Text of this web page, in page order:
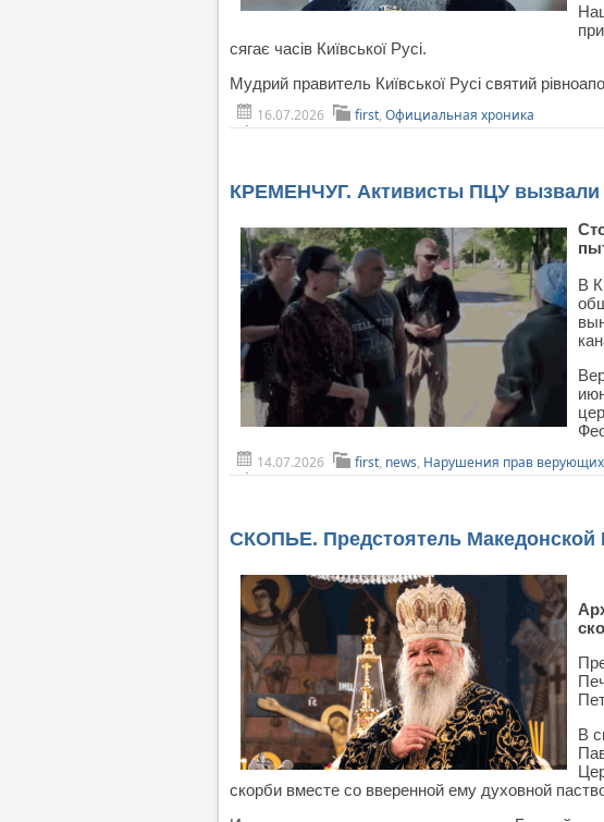
сягає часів Київської Русі.
Мудрий правитель Київської Русі святий
16.07.2026
first, Официальная хроника
КРЕМЕНЧУГ. Активисты ПЦУ
В
14.07.2026
first, news, Нарушения прав верующих
СКОПЬЕ. Предстоятель Македонской
В
скорби вместе со вверенной ему духовной